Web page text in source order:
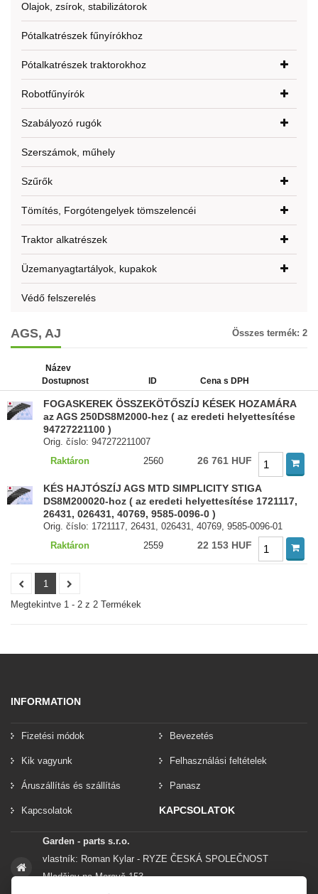
Olajok, zsírok, stabilizátorok
Pótalkatrészek fűnyírókhoz
Pótalkatrészek traktorokhoz
Robotfűnyírók
Szabályozó rugók
Szerszámok, műhely
Szűrők
Tömítés, Forgótengelyek tömszelencéi
Traktor alkatrészek
Üzemanyagtartályok, kupakok
Védő felszerelés
AGS, AJ Összes termék: 2
Název
Dostupnost
ID Cena s DPH
FOGASKEREK ÖSSZEKÖTŐSZÍJ KÉSEK HOZAMÁRA
az AGS 250DS8M2000-hez ( az eredeti helyettesítése
94727221100 )
Orig. číslo: 947272211007
Raktáron
2560 26 761 HUF
KÉS HAJTÓSZÍJ AGS MTD SIMPLICITY STIGA
DS8M200020-hoz ( az eredeti helyettesítése 1721117,
26431, 026431, 40769, 9585-0096-0 )
Orig. číslo: 1721117, 26431, 026431, 40769, 9585-0096-01
Raktáron
2559 22 153 HUF
1
Megtekintve 1 - 2 z 2 Termékek
INFORMATION
Fizetési módok Bevezetés
Kik vagyunk Felhasználási feltételek
Áruszállítás és szállítás Panasz
Kapcsolatok KAPCSOLATOK
Garden - parts s.r.o.
vlastník: Roman Kylar - RYZE ČESKÁ SPOLEČNOST
Mladějov na Moravě 153